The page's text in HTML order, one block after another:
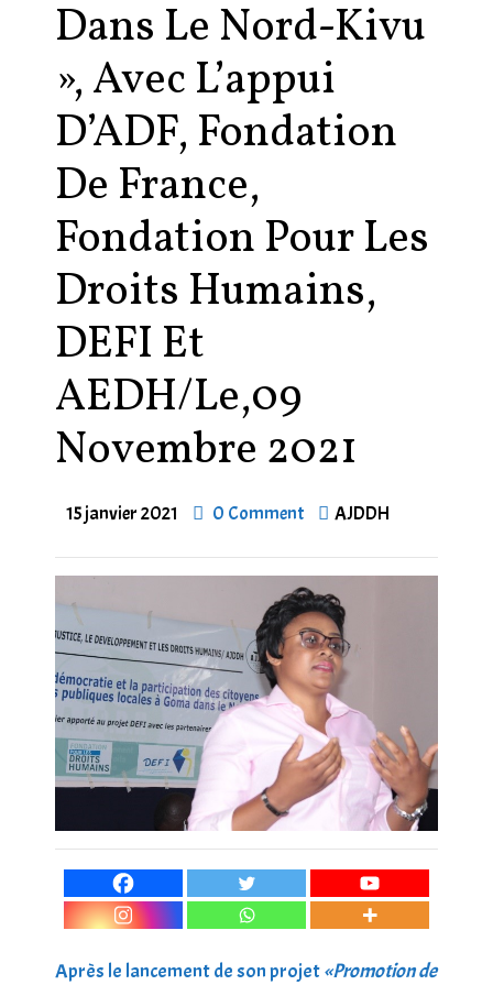
Dans Le Nord-Kivu
», Avec L’appui
D’ADF, Fondation
De France,
Fondation Pour Les
Droits Humains,
DEFI Et
AEDH/Le,09
Novembre 2021
15 janvier 2021 0 Comment AJDDH
Après le lancement de son projet«Promotion de